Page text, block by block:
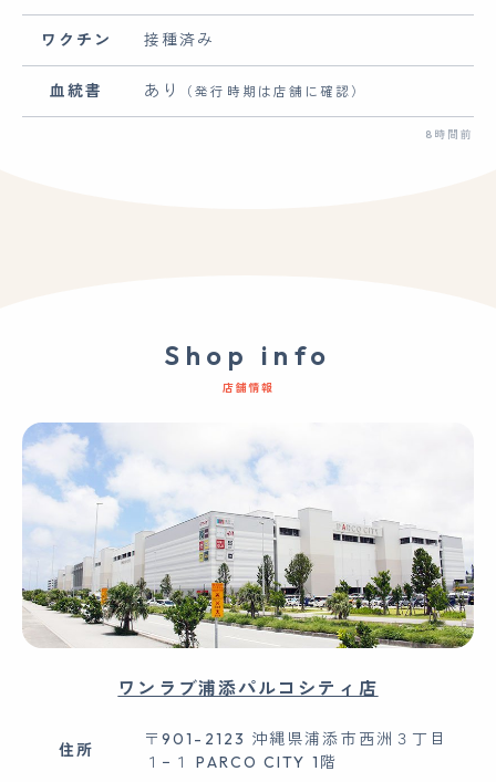
ワクチン 接種済み
血統書 あり （発行時期は店舗に確認）
8時間前
Shop info
店舗情報
ワンラブ浦添パルコシティ店
住所
〒901-2123 沖縄県浦添市西洲３丁目
１−１ PARCO CITY 1階